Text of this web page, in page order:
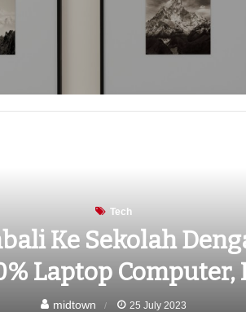
Tech
Ke Sekolah
Laptop
midtown 25 July 2023